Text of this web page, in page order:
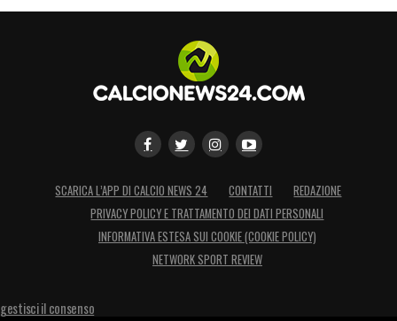
SCARICA L’APP DI CALCIO NEWS 24 CONTATTI
REDAZIONE
PRIVACY POLICY E TRATTAMENTO DEI DATI PERSONALI
INFORMATIVA ESTESA SUI COOKIE (COOKIE POLICY)
NETWORK SPORT REVIEW
gestisci il consenso